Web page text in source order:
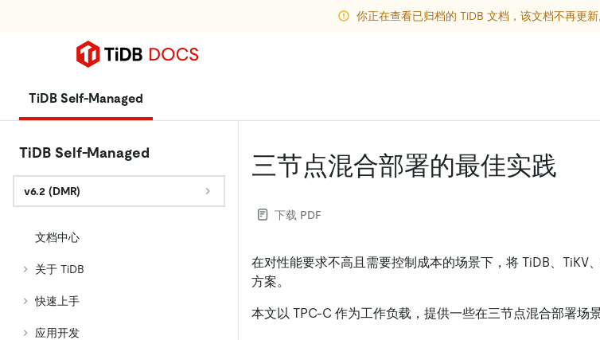
你正在查看已归档的 TiDB 文档，该文档不再更新
TiDB Self-Managed
TiDB Self-Managed
v6.2 (DMR)
文档中心
关于 TiDB
快速上手
应用开发
三节点混合部署的最佳实践
下载 PDF
在对性能要求不高且需要控制成本的场景下，将 TiDB、TiKV
方案。
本文以 TPC-C 作为工作负载，提供一些在三节点混合部署场